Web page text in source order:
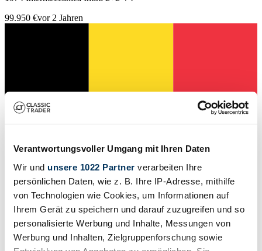
Verantwortungsvoller Umgang mit Ihren Daten
Wir und unsere 1022 Partner verarbeiten Ihre
persönlichen Daten, wie z. B. Ihre IP-Adresse, mithilfe
von Technologien wie Cookies, um Informationen auf
Ihrem Gerät zu speichern und darauf zuzugreifen und so
personalisierte Werbung und Inhalte, Messungen von
Werbung und Inhalten, Zielgruppenforschung sowie
99.950 €vor 2 Jahren
Händler
Karosserieform
Coupé